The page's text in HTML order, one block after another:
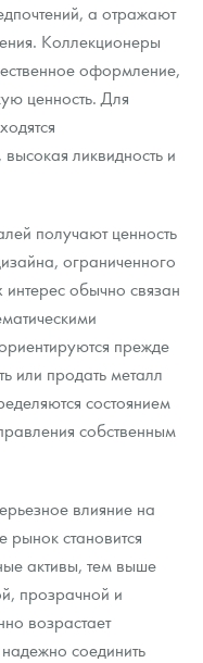
а отражают
Коллекционеры
оформление,
ценность. Для
ликвидность и
получают ценность
ограниченного
обычно связан
прежде
или продать металл
состоянием
собственным
влияние на
рынок становится
активы, тем выше
прозрачной и
возрастает
соединить